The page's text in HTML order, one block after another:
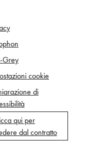
Grey
cookie
di
qui per
dal contratto